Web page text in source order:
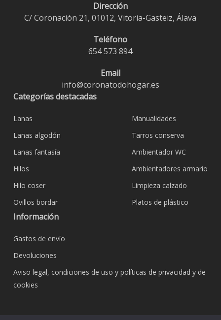
Dirección
C/ Coronación 21, 01012, Vitoria-Gasteiz, Álava
Teléfono
654 573 894
Email
info@coronatodohogar.es
Categorías destacadas
Lanas
Lanas algodón
Lanas fantasía
Hilos
Hilo coser
Ovillos bordar
Manualidades
Tarros conserva
Ambientador WC
Ambientadores armario
Limpieza calzado
Platos de plástico
Información
Gastos de envío
Devoluciones
Aviso legal, condiciones de uso y políticas de privacidad y de
cookies